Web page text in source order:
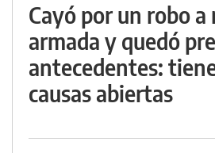
Cayó por un robo a
armada y quedó
antecedentes:
causas abiertas